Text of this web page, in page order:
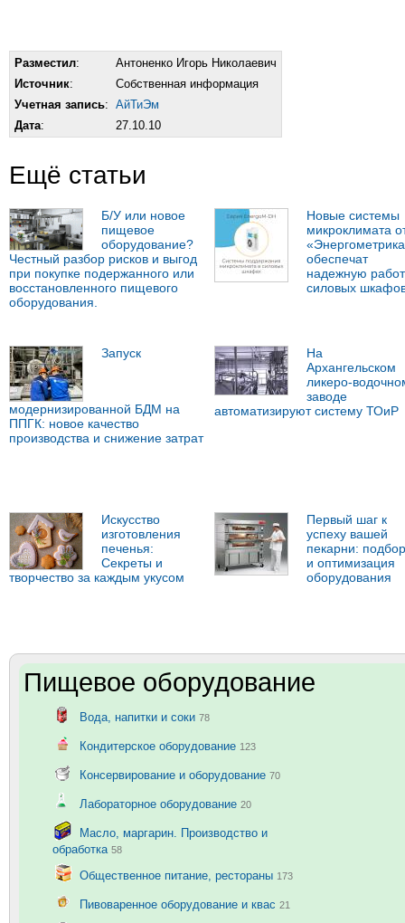
Разместил:
Антоненко Игорь Николаевич
Источник:
Собственная информация
Учетная запись: АйТиЭм
Дата: 27.10.10
Ещё статьи
Б/У или новое
пищевое
оборудование?
Честный разбор рисков и выгод
при покупке подержанного или
восстановленного пищевого
оборудования.
Новые системы
микроклимата
обеспечат
надежную
силовых
Запуск
модернизированной БДМ на
ППГК: новое качество
производства и снижение затрат
На
Архангельском
ликеро-
заводе
автоматизируют систему ТОиР
Искусство
изготовления
печенья:
Секреты и
творчество за каждым укусом
Первый шаг к
успеху вашей
пекарни: подбор
и оптимизация
оборудования
Пищевое оборудование
Вода, напитки и соки 78
Кондитерское оборудование 123
Консервирование и оборудование 70
Лабораторное оборудование 20
Масло, маргарин. Производство и
обработка 58
Общественное питание, рестораны 173
Пивоваренное оборудование и квас 21